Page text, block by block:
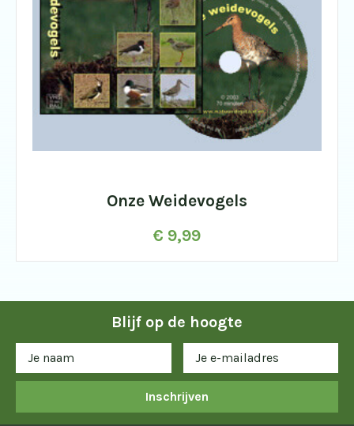
Onze Weidevogels
€ 9,99
Blijf op de hoogte
Inschrijven